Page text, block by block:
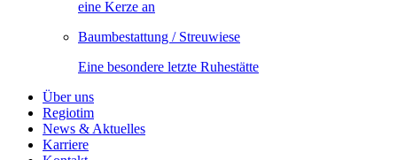
eine Kerze an
Baumbestattung / Streuwiese
Eine besondere letzte Ruhestätte
Über uns
Regiotim
News & Aktuelles
Karriere